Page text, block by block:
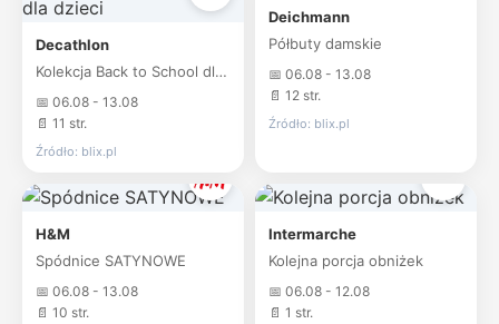
Decathlon
Kolekcja Back to School dla dzieci
📅 06.08 - 13.08
📄 11 str.
Źródło: blix.pl
Deichmann
Półbuty damskie
📅 06.08 - 13.08
📄 12 str.
Źródło: blix.pl
H&M
Spódnice SATYNOWE
📅 06.08 - 13.08
📄 10 str.
Intermarche
Kolejna porcja obniżek
📅 06.08 - 12.08
📄 1 str.